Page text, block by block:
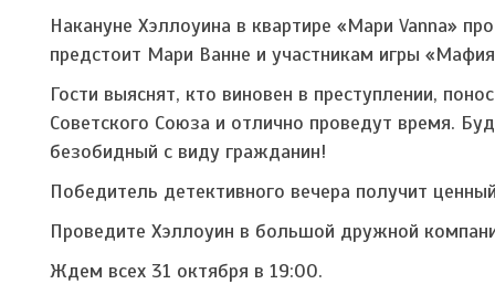
Накануне Хэллоуина в квартире «Мари Vanna»
предстоит Мари Ванне и участникам игры
Гости выяснят, кто виновен в преступлении,
Советского Союза и отлично проведут время.
безобидный с виду гражданин!
Победитель детективного вечера получит
Проведите Хэллоуин в большой дружной
Ждем всех 31 октября в 19:00.